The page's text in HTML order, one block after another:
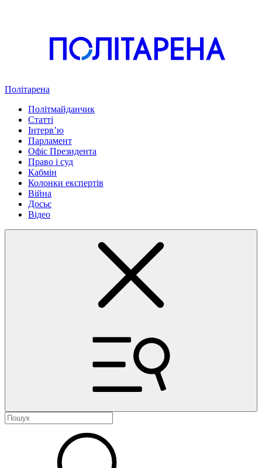
Політарена
Політмайданчик
Статті
Інтервʼю
Парламент
Офіс Президента
Право і суд
Кабмін
Колонки експертів
Війна
Досьє
Відео